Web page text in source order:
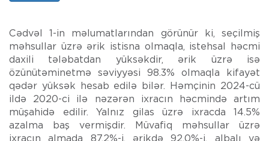
Cədvəl 1-in məlumatlarından görünür ki, seçilmiş
məhsullar üzrə ərik istisna olmaqla, istehsal həcmi
daxili tələbatdan yüksəkdir, ərik üzrə isə
özünütəminetmə səviyyəsi 98.3% olmaqla kifayət
qədər yüksək hesab edilə bilər. Həmçinin 2024-cü
ildə 2020-ci ilə nəzərən ixracın həcmində artım
müşahidə edilir. Yalnız gilas üzrə ixracda 14.5%
azalma baş vermişdir. Müvafiq məhsullar üzrə
ixracın almada 87.2%-i, ərikdə 92.0%-i, albalı və